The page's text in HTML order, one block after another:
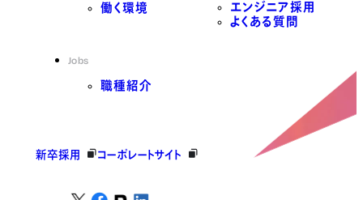
働く環境
Jobs
職種紹介
エンジニア採用
よくある質問
新卒採用 コーポレートサイト